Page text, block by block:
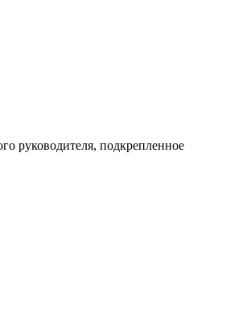
руководителя, подкрепленное